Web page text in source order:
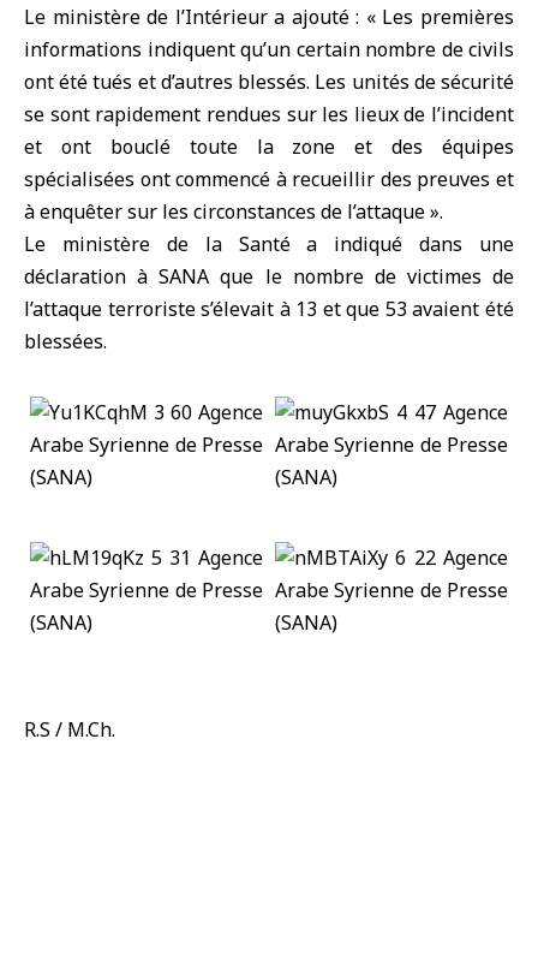
Le ministère de l’Intérieur a ajouté : « Les premières
informations indiquent qu’un certain nombre de civils
ont été tués et d’autres blessés. Les unités de sécurité
se sont rapidement rendues sur les lieux de l’incident
et ont bouclé toute la zone et des équipes
spécialisées ont commencé à recueillir des preuves et
à enquêter sur les circonstances de l’attaque ».
Le ministère de la Santé a indiqué dans une
déclaration à SANA que le nombre de victimes de
l’attaque terroriste s’élevait à 13 et que 53 avaient été
blessées.
R.S / M.Ch.